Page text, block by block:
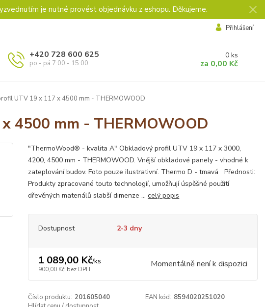
je nutné provést objednávku z eshopu. Děkujeme.
Přihlášení
+420 728 600 625
po - pá 7:00 - 15:00
0 ks
za 0,00 Kč
UTV 19 x 117 x 4500 mm - THERMOWOOD
4500 mm - THERMOWOOD
"ThermoWood® - kvalita A" Obkladový profil UTV 19 x 117 x 3000,
4200, 4500 mm - THERMOWOOD. Vnější obkladové panely - vhodné k
zateplování budov. Foto pouze ilustrativní. Thermo D - tmavá Přednosti:
Produkty zpracované touto technologií, umožňují úspěšné použití
dřevěných materiálů slabší dimenze ...celý popis
Dostupnost 2-3 dny
1 089,00 Kč/ks
900,00 Kč bez DPH Momentálně není k dispozici
Číslo produktu: 201605040 EAN kód: 8594020251020